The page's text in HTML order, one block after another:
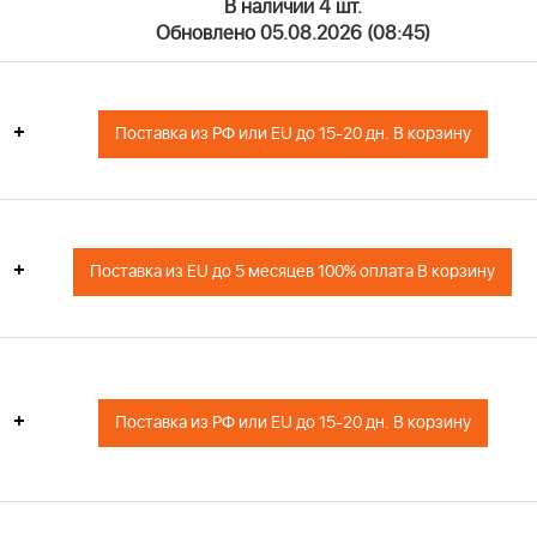
В наличии 4 шт.
Обновлено 05.08.2026 (08:45)
+ Поставка из РФ или EU до 15-20 дн. В корзину
+ Поставка из EU до 5 месяцев 100% оплата В корзину
+ Поставка из РФ или EU до 15-20 дн. В корзину